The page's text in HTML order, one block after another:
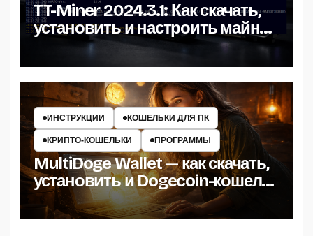
TT-Miner 2024.3.1: Как скачать,
установить и настроить майнер
на Windows
ИНСТРУКЦИИ
КОШЕЛЬКИ ДЛЯ ПК
КРИПТО‑КОШЕЛЬКИ
ПРОГРАММЫ
MultiDoge Wallet — как скачать,
установить и Dogecoin-кошелёк
на Windows